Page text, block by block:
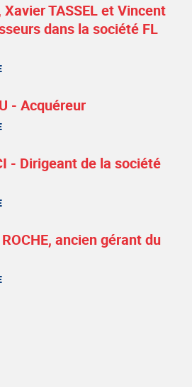
Xavier TASSEL et Vincent
dans la société FL
- Acquéreur
- Dirigeant de la société
ancien gérant du